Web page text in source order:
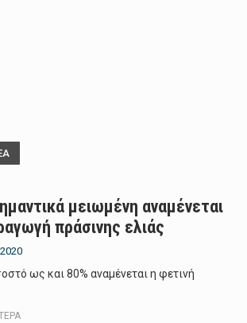
μειωμένη αναμένεται
πράσινης ελιάς
ως και 80% αναμένεται η φετινή